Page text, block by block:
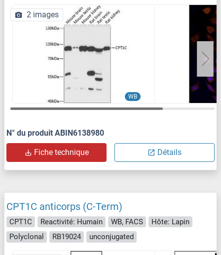
WB
2 images
N° du produit ABIN6138980
Fiche technique Détails
CPT1C anticorps (C-Term)
CPT1C Reactivité: Humain WB, FACS
Hôte: Lapin
Polyclonal
RB19024 unconjugated